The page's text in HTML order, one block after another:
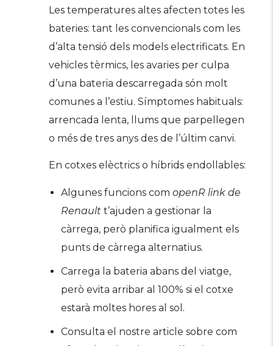
Les temperatures altes afecten totes les
bateries: tant les convencionals com les
d’alta tensió dels models electrificats. En
vehicles tèrmics, les avaries per culpa
d’una bateria descarregada són molt
comunes a l’estiu. Símptomes habituals:
arrencada lenta, llums que parpellegen
o més de tres anys des de l’últim canvi.
En cotxes elèctrics o híbrids endollables:
Algunes funcions com openR link de
Renault t’ajuden a gestionar la
càrrega, però planifica igualment els
punts de càrrega alternatius.
Carrega la bateria abans del viatge,
però evita arribar al 100% si el cotxe
estarà moltes hores al sol.
Consulta el nostre article sobre com